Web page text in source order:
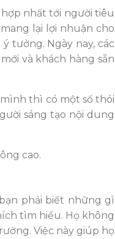
nhất tới người tiêu
lại lợi nhuận cho
tưởng. Ngày nay, các
và khách hàng sẵn
thì có một số thói
sáng tạo nội dung
cao.
phải biết những gì
tìm hiểu. Họ không
ờng. Việc này giúp họ